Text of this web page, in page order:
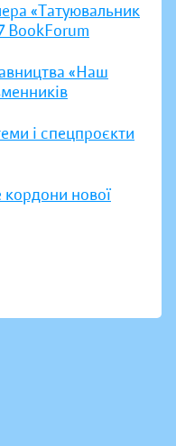
«Татуювальник
BookForum
«Наш
і спецпроєкти
нової